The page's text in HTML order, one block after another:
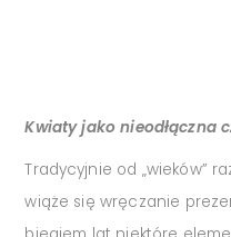
Kwiaty jako nieodłączna
Tradycyjnie od „wieków”
wiąże się wręczanie